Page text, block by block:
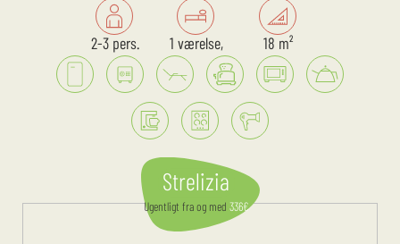
2-3 pers. 1 værelse, 18 m²
Strelizia
Ugentligt fra og med 336€